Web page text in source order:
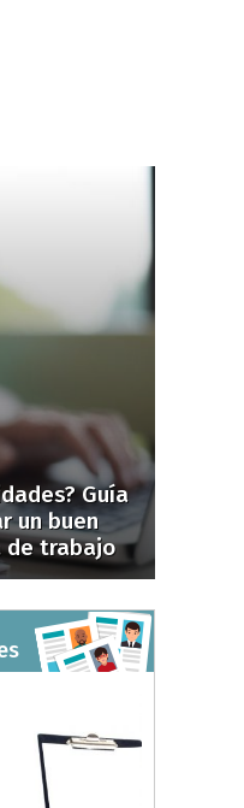
Guía
un buen
de trabajo